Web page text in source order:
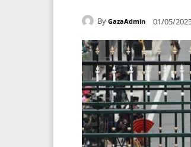
By GazaAdmin 01/05/